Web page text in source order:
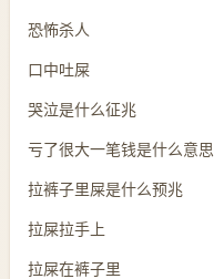
恐怖杀人
口中吐屎
哭泣是什么征兆
亏了很大一笔钱是什么意思
拉裤子里屎是什么预兆
拉屎拉手上
拉屎在裤子里